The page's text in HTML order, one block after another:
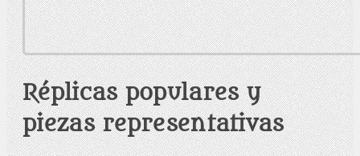
Réplicas populares y
piezas representativas